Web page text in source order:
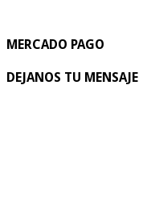
MERCADO PAGO
DEJANOS TU MENSAJE